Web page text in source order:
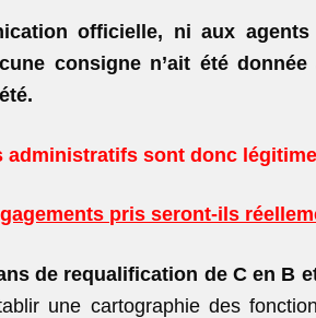
officielle, ni aux
consigne n’ait été
sont donc
pris seront-ils
de requalification de C en B
une cartographie des